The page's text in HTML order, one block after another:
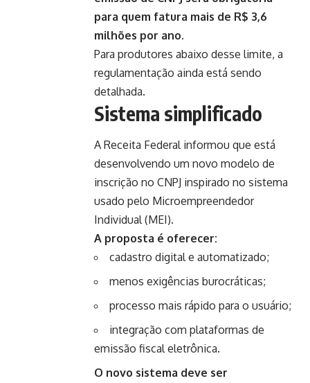
para quem fatura mais de R$ 3,6
milhões por ano.
Para produtores abaixo desse limite, a
regulamentação ainda está sendo
detalhada.
Sistema simplificado
A Receita Federal informou que está
desenvolvendo um novo modelo de
inscrição no CNPJ inspirado no sistema
usado pelo Microempreendedor
Individual (MEI).
A proposta é oferecer:
cadastro digital e automatizado;
menos exigências burocráticas;
processo mais rápido para o usuário;
integração com plataformas de
emissão fiscal eletrônica.
O novo sistema deve ser